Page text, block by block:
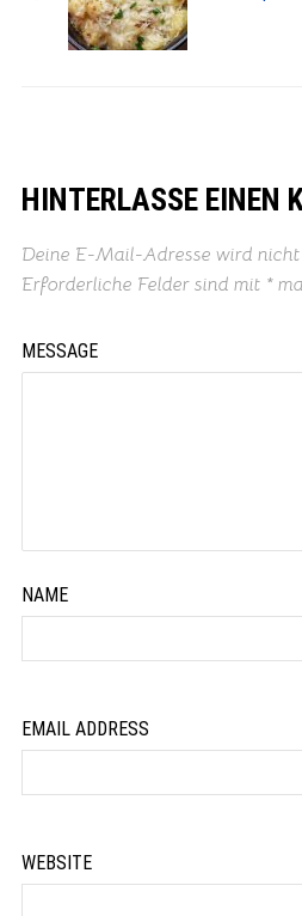
HINTERLASSE EINEN
Deine E-Mail-Adresse wird
Erforderliche Felder sind mit *
MESSAGE
NAME
EMAIL ADDRESS
WEBSITE